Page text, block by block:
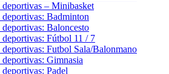
deportivas – Minibasket
deportivas: Badminton
deportivas: Baloncesto
deportivas: Fútbol 11 / 7
deportivas: Futbol Sala/Balonmano
deportivas: Gimnasia
Padel